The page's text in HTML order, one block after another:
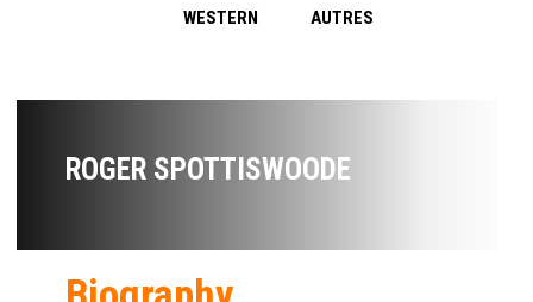
WESTERN AUTRES
ROGER SPOTTISWOODE